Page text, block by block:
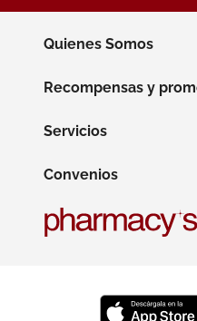
Quienes Somos
Recompensas y
Servicios
Convenios